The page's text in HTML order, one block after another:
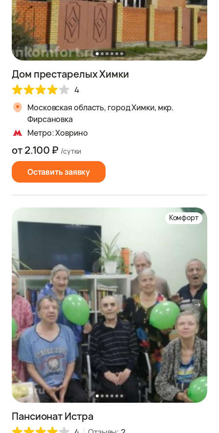
Дом престарелых Химки
4
Московская область, город Химки, мкр.
Фирсановка
Метро: Ховрино
Оставить заявку
от 2.100 ₽ /сутки
Комфорт
Пансионат Истра